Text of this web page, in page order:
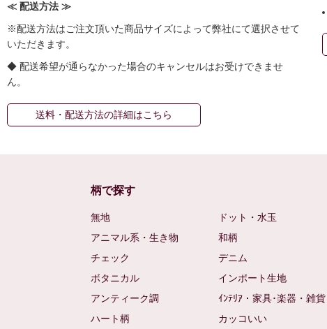
≪ 配送方法 ≫
※配送方法はご注文頂いた商品サイズによって弊社にて選択させて
いただきます。
◆ 配送希望が通らなかった場合のキャンセルはお受けできませ
ん。
送料・配送方法の詳細はこちら
柄で探す
無地 ドット・水玉
アニマル系・生き物
和柄
チェック
デニム
ボタニカル
インポート生地
アンティーク調
ｲﾝﾃﾘｱ・家具･楽器・雑貨
ハート柄
カッコいい